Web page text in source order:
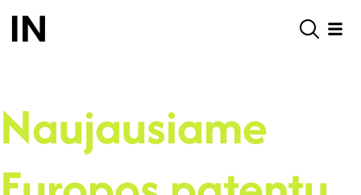
Naujausiame